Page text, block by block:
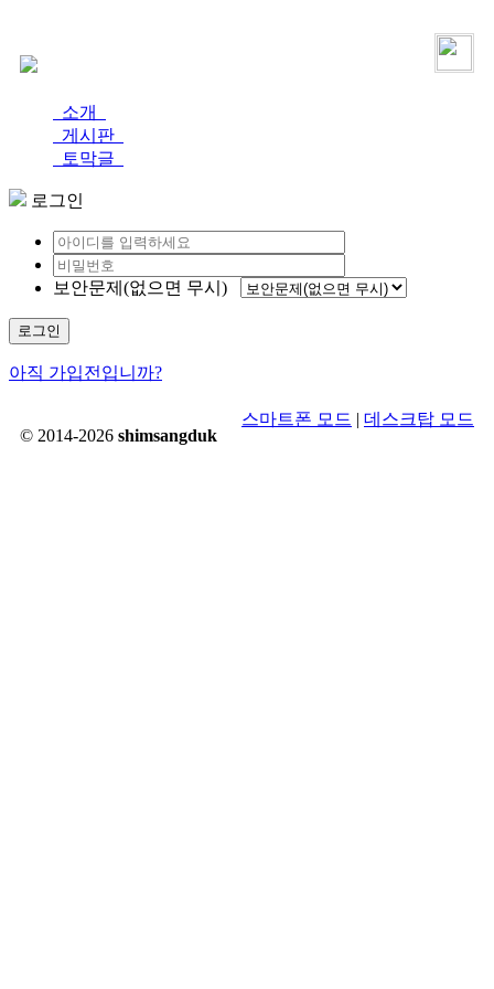
소개
게시판
토막글
로그인
보안문제(없으면 무시)
로그인
아직 가입전입니까?
© 2014-2026 shimsangduk
스마트폰 모드 | 데스크탑 모드